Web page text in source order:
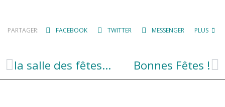
PARTAGER: FACEBOOK TWITTER MESSENGER PLUS
la salle des fêtes pour la traditionnelle veillée de Noël 🎄!! Bonnes Fêtes !